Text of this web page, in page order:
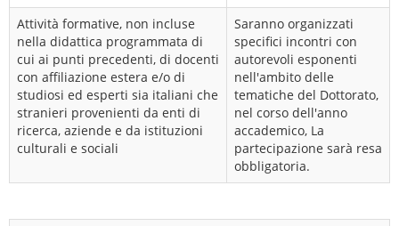
Attività formative, non incluse
nella didattica programmata di
cui ai punti precedenti, di docenti
con affiliazione estera e/o di
studiosi ed esperti sia italiani che
stranieri provenienti da enti di
ricerca, aziende e da istituzioni
culturali e sociali
Saranno organizzati
specifici incontri con
autorevoli esponenti
nell'ambito delle
tematiche del Dottorato,
nel corso dell'anno
accademico, La
partecipazione sarà resa
obbligatoria.